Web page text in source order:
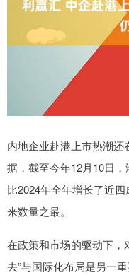
内地企业赴港上市热潮
据，截至今年12月10日
比2024年全年增长了近
来数量之最。
在政策和市场的驱动下，
去”与国际化布局是另一重